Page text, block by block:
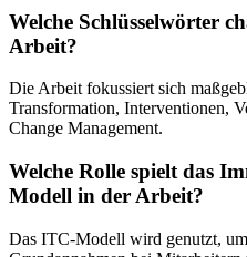
Welche Schlüsselwörter
Arbeit?
Die Arbeit fokussiert sich
Transformation, Interventionen,
Change Management.
Welche Rolle spielt das
Modell in der Arbeit?
Das ITC-Modell wird genutzt,